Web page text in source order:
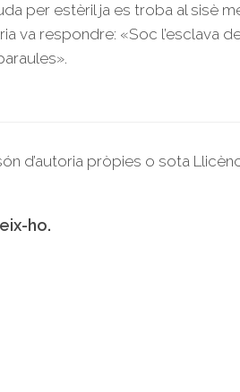
per estèril ja es troba al sisè
va respondre: «Soc l’esclava
d’autoria pròpies o sota
ho.